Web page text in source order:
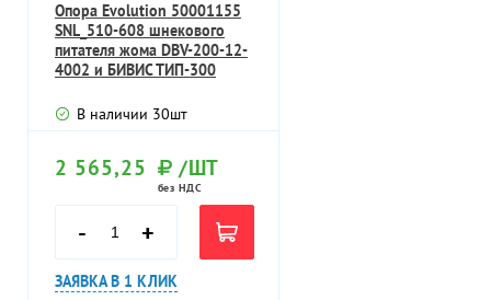
Опора Evolution 50001155
SNL_510-608 шнекового
питателя жома DBV-200-12-
4002 и БИВИС ТИП-300
В наличии 30шт
2 565,25 /ШТ
без НДС
- +
ЗАЯВКА В 1 КЛИК